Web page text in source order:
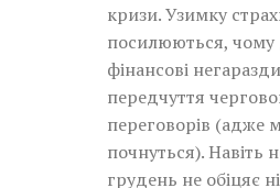
кризи. Узимку
посилюються,
фінансові
передчуття
переговорів (адже
почнуться). Навіть
грудень не обіцяє